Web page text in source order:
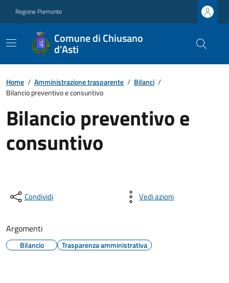
Regione Piemonte
Comune di Chiusano
d'Asti
Home / Amministrazione trasparente / Bilanci /
Bilancio preventivo e consuntivo
Bilancio preventivo e
consuntivo
Condividi Vedi azioni
Argomenti
Bilancio Trasparenza amministrativa